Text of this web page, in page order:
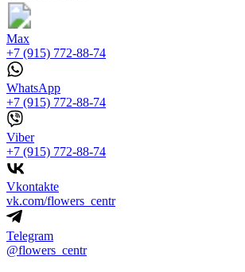
Max
+7 (915) 772-88-74
WhatsApp
+7 (915) 772-88-74
Viber
+7 (915) 772-88-74
Vkontakte
vk.com/flowers_centr
Telegram
@flowers_centr